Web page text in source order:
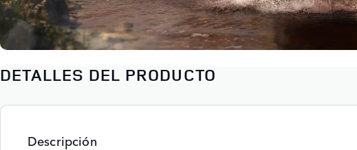
DETALLES DEL PRODUCTO
Descripción